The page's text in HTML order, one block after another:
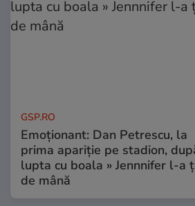
GSP.RO
Emoționant: Dan Petrescu, la
prima apariție pe stadion,
lupta cu boala » Jennnifer l-a
de mână